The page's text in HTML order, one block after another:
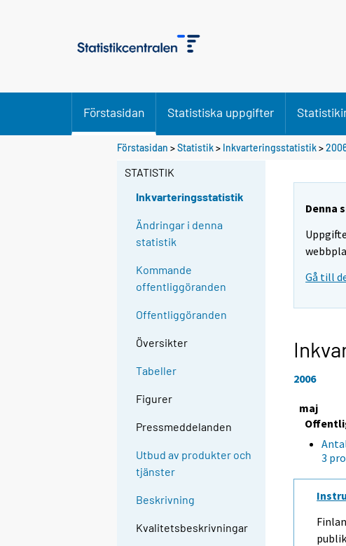
Förstasidan Statistiska uppgifter
Förstasidan >Statistik> Inkvarteringsstatistik>
STATISTIK
Inkvarteringsstatistik
Ändringar i denna
statistik
Kommande
offentliggöranden
Offentliggöranden
Översikter
Tabeller
Figurer
Pressmeddelanden
Utbud av produkter och
tjänster
Beskrivning
Kvalitetsbeskrivningar
Denna
Gå till
2006
maj
3